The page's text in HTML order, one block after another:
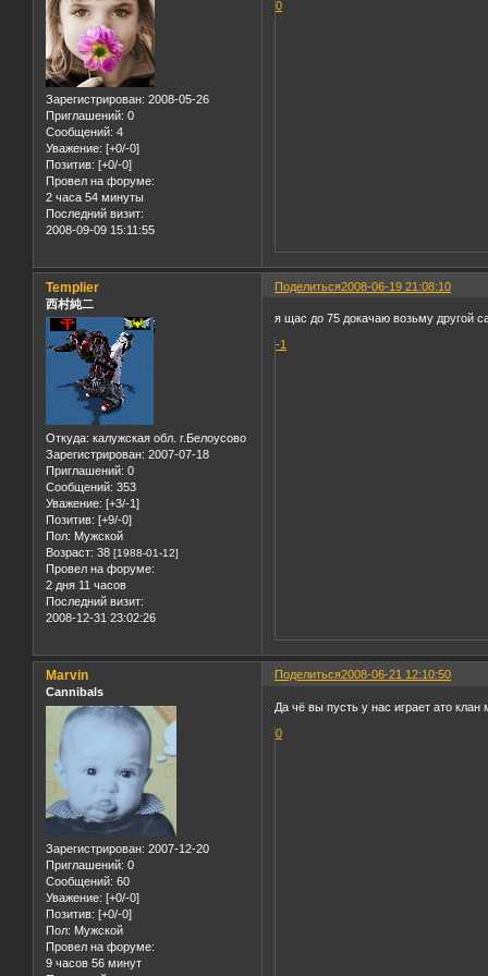
Зарегистрирован: 2008-05-26
Приглашений: 0
Сообщений: 4
Уважение: [+0/-0]
Позитив: [+0/-0]
Провел на форуме:
2 часа 54 минуты
Последний визит:
2008-09-09 15:11:55
0
Поделиться2008-06-19 21:08:10
Templier
西村純二
Откуда: калужская обл. г.Белоусово
Зарегистрирован: 2007-07-18
Приглашений: 0
Сообщений: 353
Уважение: [+3/-1]
Позитив: [+9/-0]
Пол: Мужской
Возраст: 38 [1988-01-12]
Провел на форуме:
2 дня 11 часов
Последний визит:
2008-12-31 23:02:26
я щас до 75 докачаю возьму другой
-1
Поделиться2008-06-21 12:10:50
Marvin
Cannibals
Зарегистрирован: 2007-12-20
Приглашений: 0
Сообщений: 60
Уважение: [+0/-0]
Позитив: [+0/-0]
Пол: Мужской
Провел на форуме:
9 часов 56 минут
Да чё вы пусть у нас играет ато клан
0